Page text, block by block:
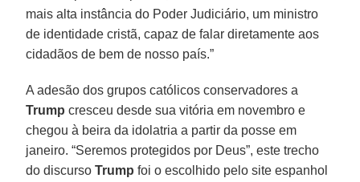
mais alta instância do Poder Judiciário, um ministro
de identidade cristã, capaz de falar diretamente aos
cidadãos de bem de nosso país.”
A adesão dos grupos católicos conservadores a
Trump cresceu desde sua vitória em novembro e
chegou à beira da idolatria a partir da posse em
janeiro. “Seremos protegidos por Deus”, este trecho
do discursoTrump foi o escolhido pelo site espanhol